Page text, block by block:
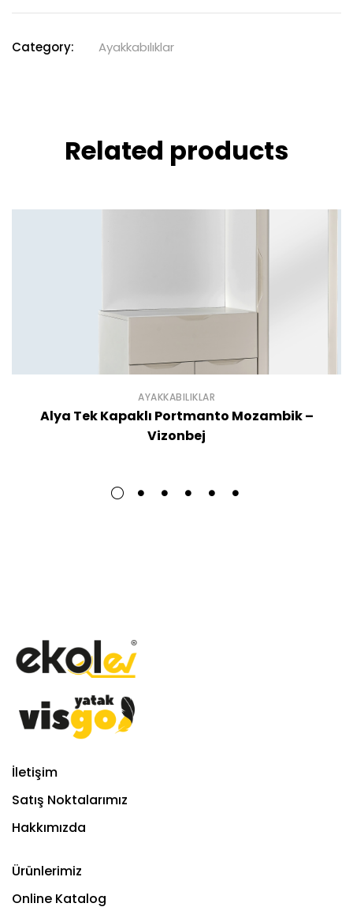
Category: Ayakkabılıklar
Related products
AYAKKABILIKLAR
Alya Tek Kapaklı Portmanto Mozambik –
Vizonbej
İletişim
Satış Noktalarımız
Hakkımızda
Ürünlerimiz
Online Katalog